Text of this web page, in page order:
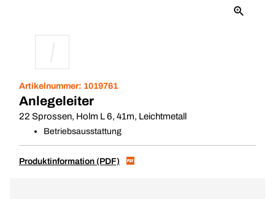
Artikelnummer: 1019761
Anlegeleiter
22 Sprossen, Holm L 6, 41m, Leichtmetall
Betriebsausstattung
Produktinformation (PDF)